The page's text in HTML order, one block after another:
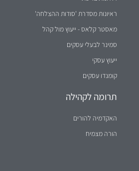
ראיונות מסדרת 'סודות ההצלחה'
מאסטר קלאס - ייעוץ מול קהל
סמינר לבעלי עסקים
ייעוץ עסקי
קומנדו עסקים
תרומה לקהילה
האקדמיה להורים
הורה מצמיח